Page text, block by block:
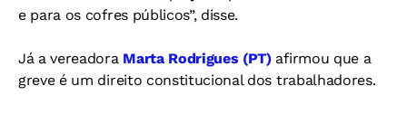
e para os cofres públicos”, disse.
Já a vereadora Marta Rodrigues (PT)afirmou que a
greve é um direito constitucional dos trabalhadores.